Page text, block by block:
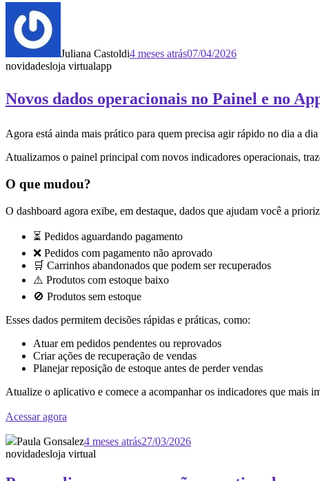
Juliana Castoldi4 meses atrás07/04/2026
novidadesloja virtualapp
Novos dados operacionais no Painel e no
Agora está ainda mais prático para quem precisa agir rápido no dia a dia
Atualizamos o painel principal com novos indicadores operacionais,
O que mudou?
O dashboard agora exibe, em destaque, dados que ajudam você a
⏳ Pedidos aguardando pagamento
❌ Pedidos com pagamento não aprovado
🛒 Carrinhos abandonados que podem ser recuperados
⚠️ Produtos com estoque baixo
🚫 Produtos sem estoque
Esses dados permitem decisões rápidas e práticas, como:
Atuar em pedidos pendentes ou reprovados
Criar ações de recuperação de vendas
Planejar reposição de estoque antes de perder vendas
Atualize o aplicativo e comece a acompanhar os indicadores que mais
Acessar agora
Paula Gonsalez4 meses atrás27/03/2026
novidadesloja virtual